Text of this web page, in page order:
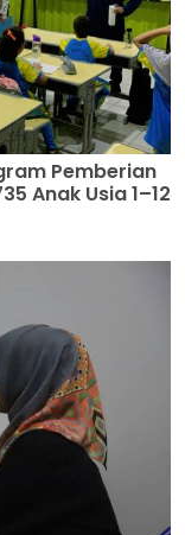
Pemberian
Anak Usia 1–12